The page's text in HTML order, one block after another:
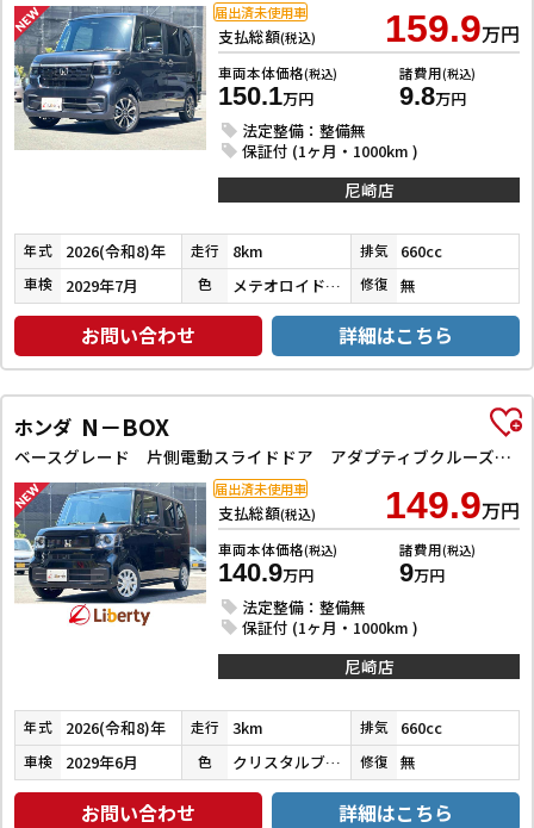
支払総額(税込) 159.9万円
車両本体価格(税込)
150.1万円
諸費用(税込)
9.8万円
法定整備：整備無
保証付 (1ヶ月・1000km )
届出済未使用車
尼崎店
年式 2026(令和8)年 走行 8km 排気 660cc
車検 2029年7月 色 メテオロイドグレーメタリック 修復 無
お問い合わせ 詳細はこちら
ホンダ N－BOX
ベースグレード 片側電動スライドドア アダプティブクルーズコントロール LEDヘッドライト クリアランスソナー スマートキー アイドリングストップ CVT ESC チップアップシート エアコン パワーウィンドウ
支払総額(税込) 149.9万円
車両本体価格(税込)
140.9万円
諸費用(税込)
9万円
法定整備：整備無
保証付 (1ヶ月・1000km )
届出済未使用車
尼崎店
年式 2026(令和8)年 走行 3km 排気 660cc
車検 2029年6月 色 クリスタルブラックパール 修復 無
お問い合わせ 詳細はこちら